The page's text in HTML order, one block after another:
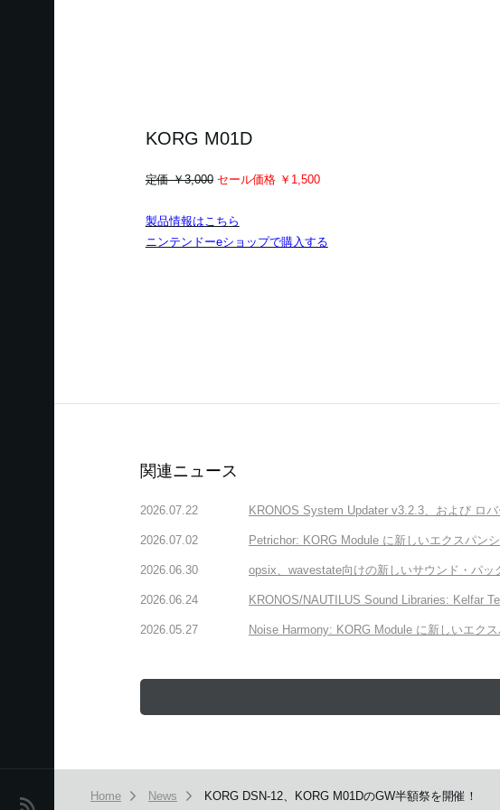
News
KORG M01D
定価 ￥3,000 セール価格 ￥1,500
製品情報はこちら
ニンテンドーeショップで購入する
関連ニュース
2026.07.22 KRONOS System Updater v3.2.3、および ロ
2026.07.02 Petrichor: KORG Module に新しいエクスパン
2026.06.30 opsix、wavestate向けの新しいサウンド・パッ
2026.06.24 KRONOS/NAUTILUS Sound Libraries: Kelfar
2026.05.27 Noise Harmony: KORG Module に新しいエク
Home News KORG DSN-12、KORG M01DのGW半額祭を開催！